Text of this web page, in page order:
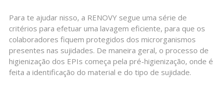
Para te ajudar nisso, a RENOVY segue uma série de
critérios para efetuar uma lavagem eficiente, para que os
colaboradores fiquem protegidos dos microrganismos
presentes nas sujidades. De maneira geral, o processo de
higienização dos EPIs começa pela pré-higienização, onde é
feita a identificação do material e do tipo de sujidade.